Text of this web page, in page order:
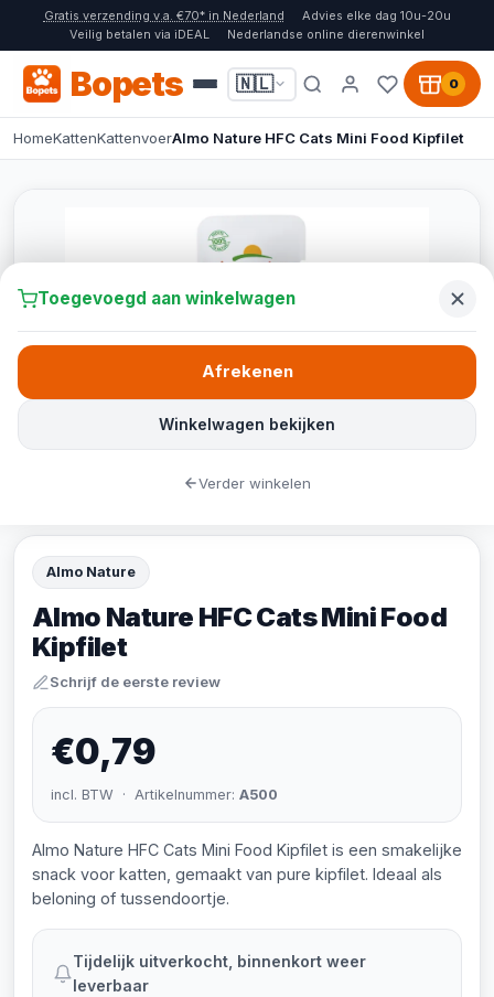
Gratis verzending v.a. €70* in Nederland
Advies elke dag 10u-20u
Veilig betalen via iDEAL
Nederlandse online dierenwinkel
Bopets 🇳🇱 0
HomeKattenKattenvoerAlmo Nature HFC Cats Mini Food Kipfilet
Almo Nature
Almo Nature HFC Cats Mini Food
Kipfilet
Schrijf de eerste review
€0,79
incl. BTW · Artikelnummer: A500
Almo Nature HFC Cats Mini Food Kipfilet is een smakelijke
snack voor katten, gemaakt van pure kipfilet. Ideaal als
beloning of tussendoortje.
Tijdelijk uitverkocht, binnenkort weer
leverbaar
Toegevoegd aan winkelwagen
Winkelwagen bekijken
Afrekenen
Verder winkelen